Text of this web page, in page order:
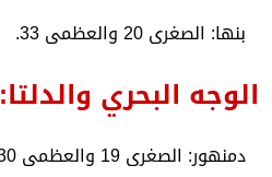
​بنها: الصغرى 20 والعظمى 33.
​الوجه البحري والدلتا:
​دمنهور: الصغرى 19 والعظمى 30.